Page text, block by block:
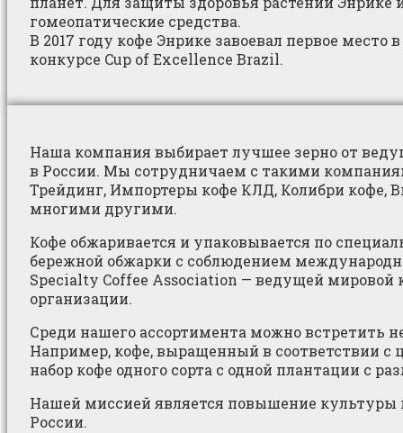
гомеопатические средства.
В 2017 году кофе Энрике завоевал первое место
конкурсе Cup of Excellence Brazil.
Наша компания выбирает лучшее зерно от
в России. Мы сотрудничаем с такими
Трейдинг, Импортеры кофе КЛД, Колибри кофе,
многими другими.
Кофе обжаривается и упаковывается по
бережной обжарки с соблюдением
Specialty Coffee Association — ведущей мировой
организации.
Среди нашего ассортимента можно встретить
Например, кофе, выращенный в соответствии с
набор кофе одного сорта с одной плантации с
Нашей миссией является повышение культуры
России.